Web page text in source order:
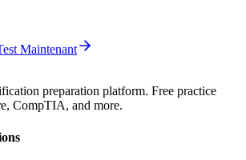
Maintenant
preparation platform. Free practice
CompTIA, and more.